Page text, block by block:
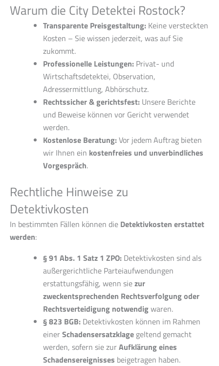
Warum die City Detektei Rostock?
Transparente Preisgestaltung: Keine versteckten
Kosten – Sie wissen jederzeit, was auf Sie
zukommt.
Professionelle Leistungen: Privat- und
Wirtschaftsdetektei, Observation,
Adressermittlung, Abhörschutz.
Rechtssicher & gerichtsfest: Unsere Berichte
und Beweise können vor Gericht verwendet
werden.
Kostenlose Beratung:Vor jedem Auftrag bieten
wir Ihnen ein kostenfreies und unverbindliches
Vorgespräch.
Rechtliche Hinweise zu
Detektivkosten
In bestimmten Fällen können die Detektivkosten erstattet
werden:
§ 91 Abs. 1 Satz 1 ZPO: Detektivkosten sind als
außergerichtliche Parteiaufwendungen
erstattungsfähig, wenn siezur
zweckentsprechenden Rechtsverfolgung oder
Rechtsverteidigung notwendigwaren.
§ 823 BGB: Detektivkosten können im Rahmen
einerSchadensersatzklage geltend gemacht
werden, sofern sie zurAufklärung eines
Schadensereignisses beigetragen haben.